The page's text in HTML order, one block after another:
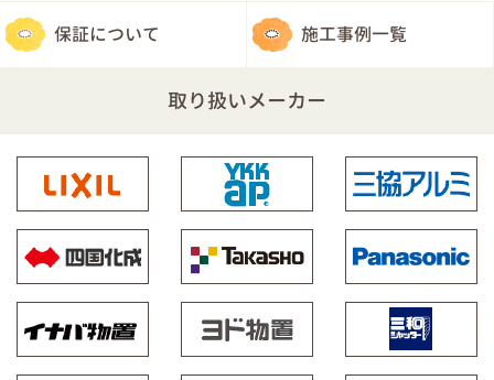
保証について 施工事例一覧
取り扱いメーカー